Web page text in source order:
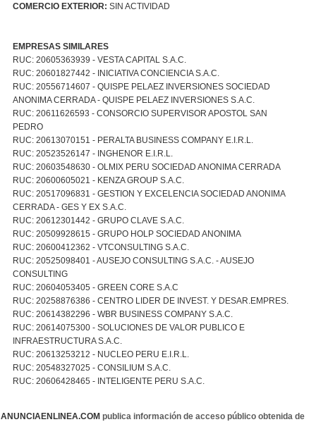
COMERCIO EXTERIOR: SIN ACTIVIDAD
EMPRESAS SIMILARES
RUC: 20605363939 - VESTA CAPITAL S.A.C.
RUC: 20601827442 - INICIATIVA CONCIENCIA S.A.C.
RUC: 20556714607 - QUISPE PELAEZ INVERSIONES SOCIEDAD
ANONIMA CERRADA - QUISPE PELAEZ INVERSIONES S.A.C.
RUC: 20611626593 - CONSORCIO SUPERVISOR APOSTOL SAN
PEDRO
RUC: 20613070151 - PERALTA BUSINESS COMPANY E.I.R.L.
RUC: 20523526147 - INGHENOR E.I.R.L.
RUC: 20603548630 - OLMIX PERU SOCIEDAD ANONIMA CERRADA
RUC: 20600605021 - KENZA GROUP S.A.C.
RUC: 20517096831 - GESTION Y EXCELENCIA SOCIEDAD ANONIMA
CERRADA - GES Y EX S.A.C.
RUC: 20612301442 - GRUPO CLAVE S.A.C.
RUC: 20509928615 - GRUPO HOLP SOCIEDAD ANONIMA
RUC: 20600412362 - VTCONSULTING S.A.C.
RUC: 20525098401 - AUSEJO CONSULTING S.A.C. - AUSEJO
CONSULTING
RUC: 20604053405 - GREEN CORE S.A.C
RUC: 20258876386 - CENTRO LIDER DE INVEST. Y DESAR.EMPRES.
RUC: 20614382296 - WBR BUSINESS COMPANY S.A.C.
RUC: 20614075300 - SOLUCIONES DE VALOR PUBLICO E
INFRAESTRUCTURA S.A.C.
RUC: 20613253212 - NUCLEO PERU E.I.R.L.
RUC: 20548327025 - CONSILIUM S.A.C.
RUC: 20606428465 - INTELIGENTE PERU S.A.C.
ANUNCIAENLINEA.COM publica información de acceso público obtenida de